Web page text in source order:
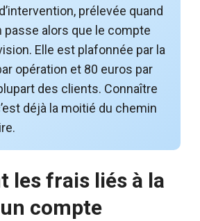
prélevée quand
passe alors que le compte
Elle est plafonnée par la
opération et 80 euros par
des clients. Connaître
déjà la moitié du chemin
les frais liés à la
compte